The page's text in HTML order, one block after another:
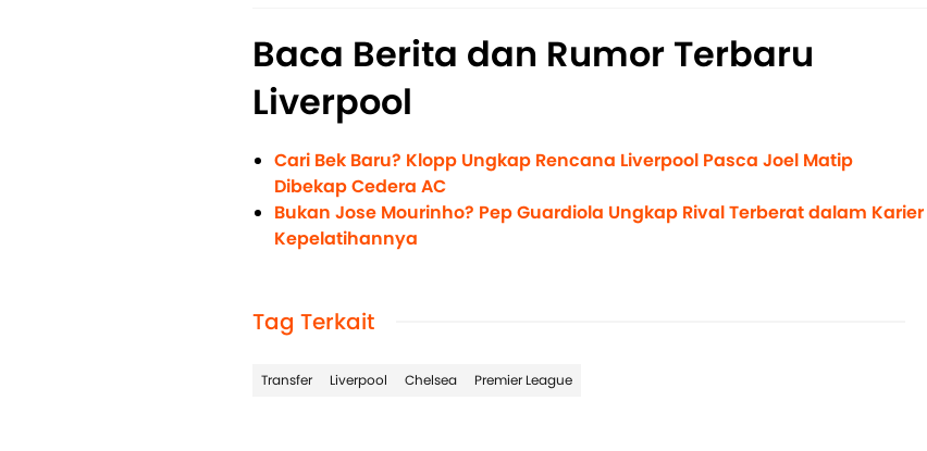
Baca Berita dan Rumor Terbaru
Liverpool
Cari Bek Baru? Klopp Ungkap Rencana Liverpool Pasca Joel Matip
Dibekap Cedera AC
Bukan Jose Mourinho? Pep Guardiola Ungkap Rival Terberat dalam Karier
Kepelatihannya
Tag Terkait
Transfer Liverpool Chelsea Premier League